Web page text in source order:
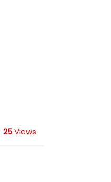
25Views